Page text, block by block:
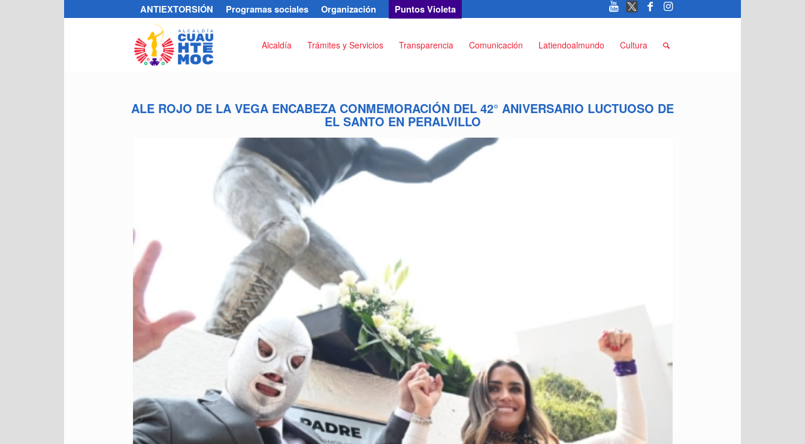
ANTIEXTORSIÓN Programas sociales Organización Puntos Violeta
Alcaldía Trámites y Servicios Transparencia Comunicación Latiendoalmundo Cultura
ALE ROJO DE LA VEGA ENCABEZA CONMEMORACIÓN DEL 42° ANIVERSARIO LUCTUOSO DE
EL SANTO EN PERALVILLO